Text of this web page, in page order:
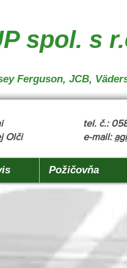
spol. s
Ferguson, JCB,
Olči
tel. č.:
e-mail:
Požičovňa